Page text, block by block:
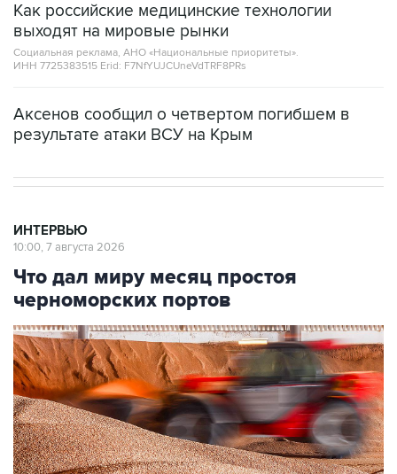
Как российские медицинские технологии
выходят на мировые рынки
Социальная реклама, АНО «Национальные приоритеты».
ИНН 7725383515 Erid: F7NfYUJCUneVdTRF8PRs
Аксенов сообщил о четвертом погибшем в
результате атаки ВСУ на Крым
ИНТЕРВЬЮ
10:00, 7 августа 2026
Что дал миру месяц простоя
черноморских портов